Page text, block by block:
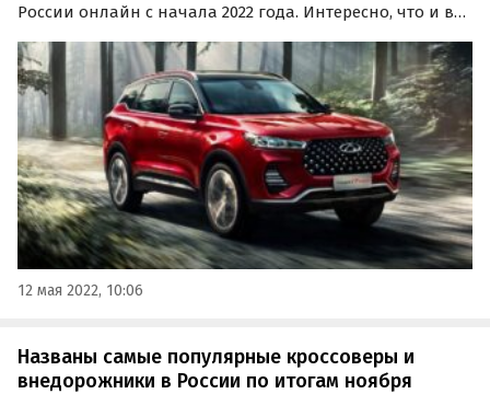
России онлайн с начала 2022 года. Интересно, что и в
россияне чаще всего отдают предпочтение моделям
азиатских марок.
12 мая 2022, 10:06
Названы самые популярные кроссоверы и
внедорожники в России по итогам ноября